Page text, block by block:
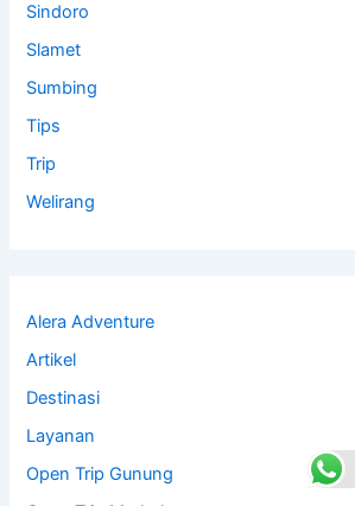
Sindoro
Slamet
Sumbing
Tips
Trip
Welirang
Alera Adventure
Artikel
Destinasi
Layanan
Open Trip Gunung